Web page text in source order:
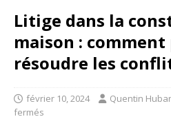
Litige dans la
maison :
résoudre les
février 10, 2024 Quentin
fermés